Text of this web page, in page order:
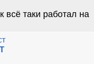
всё таки работал на